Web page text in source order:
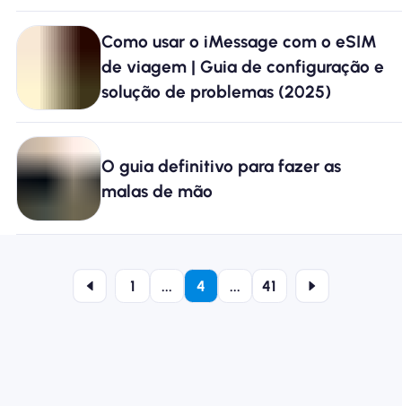
Como usar o iMessage com o eSIM
de viagem | Guia de configuração e
solução de problemas (2025)
O guia definitivo para fazer as
malas de mão
1 ... 4 ... 41